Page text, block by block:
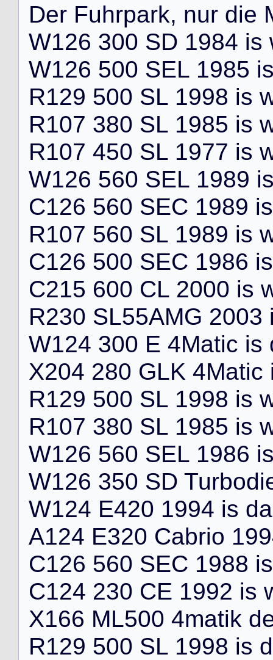
Der Fuhrpark, nur die
W126 300 SD 1984 is
W126 500 SEL 1985 i
R129 500 SL 1998 is
R107 380 SL 1985 is
R107 450 SL 1977 is
W126 560 SEL 1989 i
C126 560 SEC 1989 is
R107 560 SL 1989 is
C126 500 SEC 1986 is
C215 600 CL 2000 is
R230 SL55AMG 2003
W124 300 E 4Matic is
X204 280 GLK 4Matic
R129 500 SL 1998 is
R107 380 SL 1985 is
W126 560 SEL 1986 i
W126 350 SD Turbodi
W124 E420 1994 is da
A124 E320 Cabrio 199
C126 560 SEC 1988 is
C124 230 CE 1992 is
X166 ML500 4matik d
R129 500 SL 1998 is d